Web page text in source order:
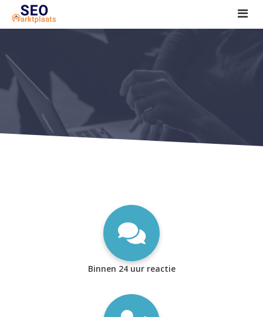
SEO tools reviews
Marketeer bij jou in de buurt?
Offerte
1. Seo voor beginners +
2. Onderzoeken +
Binnen 24 uur reactie